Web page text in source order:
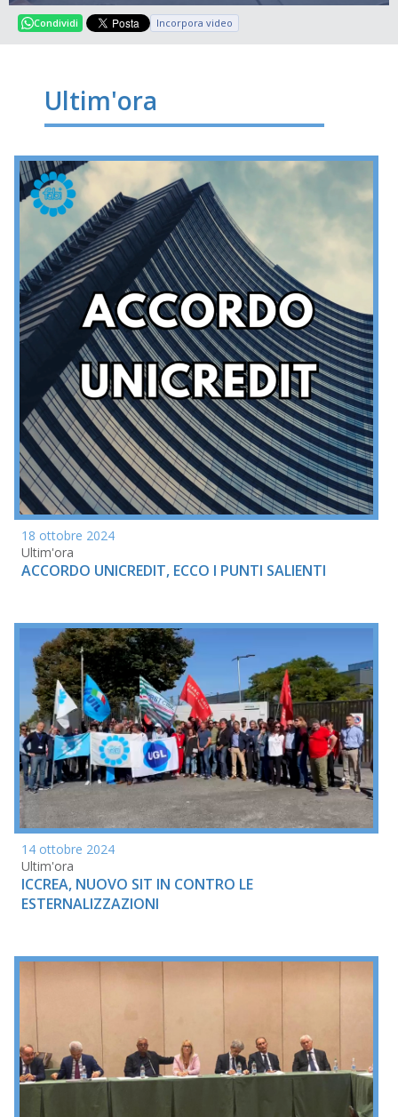
Condividi Incorpora video
Ultim'ora
18 ottobre 2024
Ultim'ora
ACCORDO UNICREDIT, ECCO I PUNTI SALIENTI
14 ottobre 2024
Ultim'ora
ICCREA, NUOVO SIT IN CONTRO LE
ESTERNALIZZAZIONI